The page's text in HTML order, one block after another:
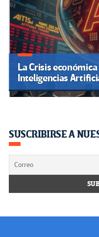
La Crisis
Inteligencias
SUSCRIBIRSE A